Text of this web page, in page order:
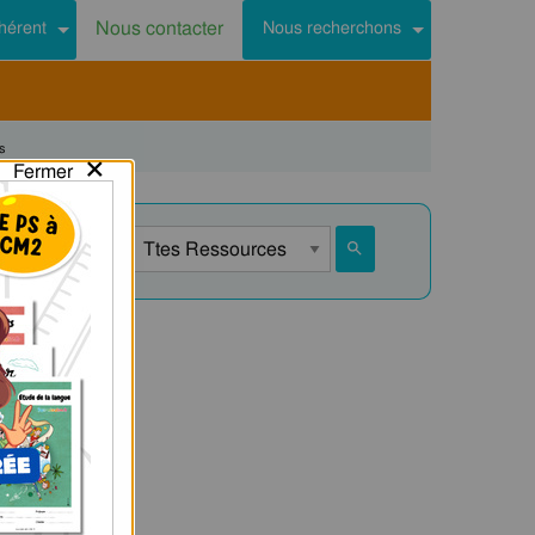
Nous contacter Nous recherchons
Fermer×